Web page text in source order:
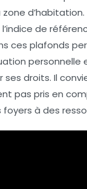
zone d’habitation
de
ces plafonds
ses droits. Il
pas pris en
foyers à des